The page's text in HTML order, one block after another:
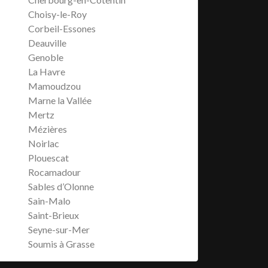
Choisy-le-Roy
Corbeil-Essones
Deauville
Genoble
La Havre
Mamoudzou
Marne la Vallée
Mertz
Mézières
Noirlac
Plouescat
Rocamadour
Sables d’Olonne
Sain-Malo
Saint-Brieux
Seyne-sur-Mer
Soumis à Grasse